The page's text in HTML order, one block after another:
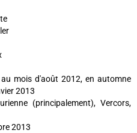
mois d'août 2012, en automne
2013
(principalement), Vercors,
2013